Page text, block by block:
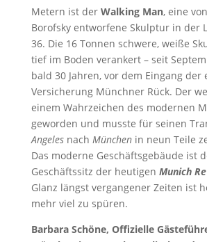
Metern ist der Walking Man, eine
Borofsky entworfene Skulptur in der
36. Die 16 Tonnen schwere, weiße
tief im Boden verankert – seit
bald 30 Jahren, vor dem Eingang der
Versicherung Münchner Rück. Der
einem Wahr­zeichen des modernen
geworden und musste für seinen
Angelesnach Münchenin neun Teile
Das moderne Ge­schäfts­ge­bäude ist
Geschäftssitz der heutigen Munich Re
Glanz längst vergangener Zeiten ist
mehr viel zu spüren.
Barbara Schöne, Offizielle